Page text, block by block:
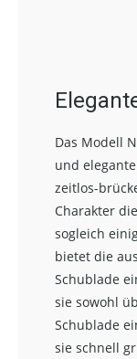
Das Modell
und
zeitlos-
Charakter
sogleich
bietet die
Schublade
sie sowohl
Schublade
sie schnell